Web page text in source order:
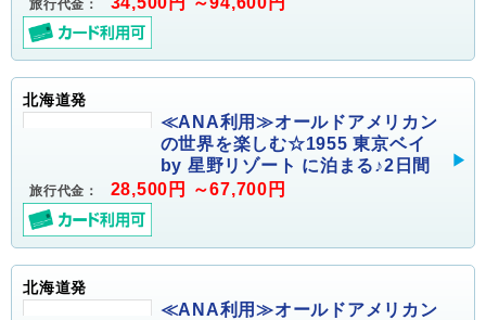
旅行代金：
北海道発
≪ANA利用≫オールドアメリカン
の世界を楽しむ☆1955 東京ベイ
by 星野リゾート に泊まる♪2日間
旅行代金： 28,500円 ～67,700円
北海道発
≪ANA利用≫オールドアメリカン